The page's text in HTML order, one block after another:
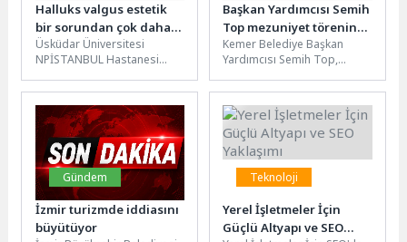
Halluks valgus estetik
bir sorundan çok daha
fazlası!
Üsküdar Üniversitesi
NPİSTANBUL Hastanesi
Uzmanı Prof. Dr. Murat
Demiroğlu, halluks valgusun
nedenleri...
Başkan Yardımcısı Semih
Top mezuniyet törenine
katıldı
Kemer Belediye Başkan
Yardımcısı Semih Top,
yıl sonu gösterileri ve
mezuniyet törenine
katıldı. Arslanbucak...
Gündem
İzmir turizmde iddiasını
büyütüyor
Teknoloji
Yerel İşletmeler İçin
Güçlü Altyapı ve SEO